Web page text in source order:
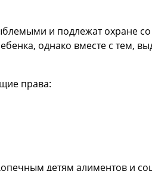
и подлежат охране со
однако вместе с тем,
права:
детям алиментов и